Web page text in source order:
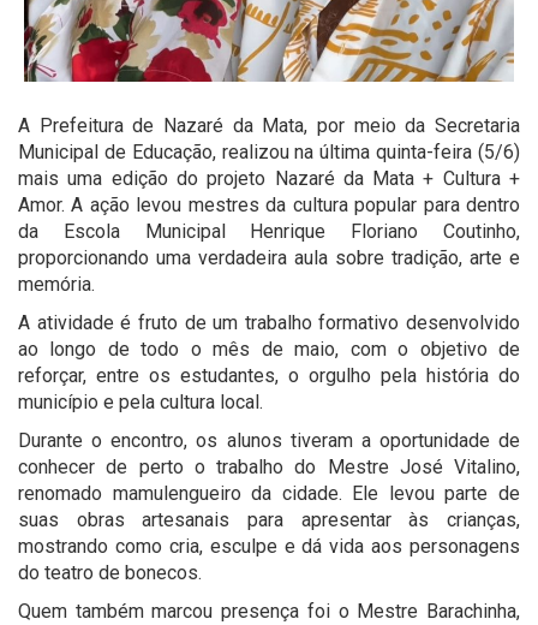
A Prefeitura de Nazaré da Mata, por meio da Secretaria
Municipal de Educação, realizou na última quinta-feira (5/6)
mais uma edição do projeto Nazaré da Mata + Cultura +
Amor. A ação levou mestres da cultura popular para dentro
da Escola Municipal Henrique Floriano Coutinho,
proporcionando uma verdadeira aula sobre tradição, arte e
memória.
A atividade é fruto de um trabalho formativo desenvolvido
ao longo de todo o mês de maio, com o objetivo de
reforçar, entre os estudantes, o orgulho pela história do
município e pela cultura local.
Durante o encontro, os alunos tiveram a oportunidade de
conhecer de perto o trabalho do Mestre José Vitalino,
renomado mamulengueiro da cidade. Ele levou parte de
suas obras artesanais para apresentar às crianças,
mostrando como cria, esculpe e dá vida aos personagens
do teatro de bonecos.
Quem também marcou presença foi o Mestre Barachinha,